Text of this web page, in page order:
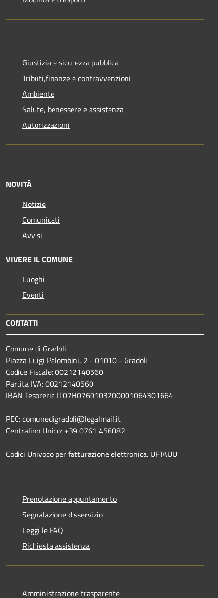
Giustizia e sicurezza pubblica
Tributi,finanze e contravvenzioni
Ambiente
Salute, benessere e assistenza
Autorizzazioni
NOVITÀ
Notizie
Comunicati
Avvisi
VIVERE IL COMUNE
Luoghi
Eventi
CONTATTI
Comune di Gradoli
Piazza Luigi Palombini, 2 - 01010 - Gradoli
Codice Fiscale: 00212140560
Partita IVA: 00212140560
IBAN Tesoreria IT07H0760103200001064301664
PEC: comunedigradoli@legalmail.it
Centralino Unico: +39 0761 456082
Codici Univoco per fatturazione elettronica: UFTAUU
Prenotazione appuntamento
Segnalazione disservizio
Leggi le FAQ
Richiesta assistenza
Amministrazione trasparente